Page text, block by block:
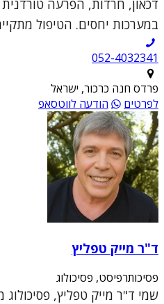
במערכות יחסים. הטיפול
052-4032341
פרדס חנה כרכור, ישראל
לפרטים
הודעה לווטסאפ
ד"ר מייק טפליץ
פסיכותרפיסט, פסיכולוג
שמי ד"ר מייק טפליץ,